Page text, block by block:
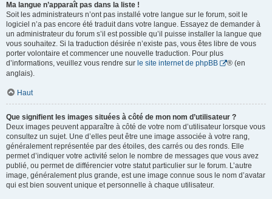
Ma langue n’apparaît pas dans la liste !
Soit les administrateurs n’ont pas installé votre langue sur le forum, soit le
logiciel n’a pas encore été traduit dans votre langue. Essayez de demander à
un administrateur du forum s’il est possible qu’il puisse installer la langue que
vous souhaitez. Si la traduction désirée n’existe pas, vous êtes libre de vous
porter volontaire et commencer une nouvelle traduction. Pour plus
d’informations, veuillez vous rendre sur le site internet de phpBB
® (en
anglais).
Haut
Que signifient les images situées à côté de mon nom d’utilisateur ?
Deux images peuvent apparaître à côté de votre nom d’utilisateur lorsque vous
consultez un sujet. Une d’elles peut être une image associée à votre rang,
généralement représentée par des étoiles, des carrés ou des ronds. Elle
permet d’indiquer votre activité selon le nombre de messages que vous avez
publié, ou permet de différencier votre statut particulier sur le forum. L’autre
image, généralement plus grande, est une image connue sous le nom d’avatar
qui est bien souvent unique et personnelle à chaque utilisateur.